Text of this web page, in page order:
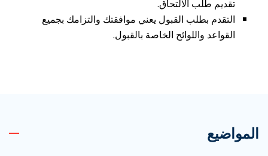
تقديم طلب الالتحاق.
التقدم بطلب القبول يعني موافقتك والتزامك بجميع
القواعد واللوائح الخاصة بالقبول.
المواضيع